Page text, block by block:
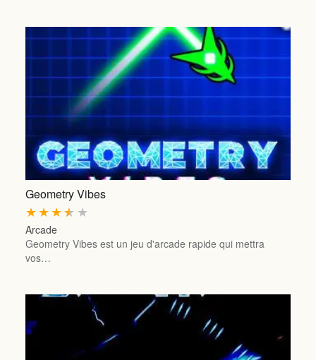
Geometry Vibes
★
★
★
★
★
Arcade
Geometry Vibes est un jeu d'arcade rapide qui mettra
vos…